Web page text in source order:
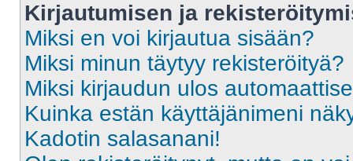
Kirjautumisen ja
Miksi en voi kirjautua sisään?
Miksi minun täytyy rekisteröityä?
Miksi kirjaudun ulos
Kuinka estän käyttäjänimeni
Kadotin salasanani!